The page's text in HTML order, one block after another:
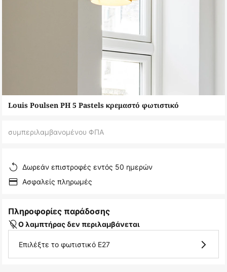
Μετάβαση
εικόνων
Louis Poulsen PH 5 Pastels κρεμαστό φωτιστικό
συμπεριλαμβανομένου ΦΠΑ
Δωρεάν επιστροφές εντός 50 ημερών
Ασφαλείς πληρωμές
Πληροφορίες παράδοσης
Ο λαμπτήρας δεν περιλαμβάνεται
Επιλέξτε το φωτιστικό E27